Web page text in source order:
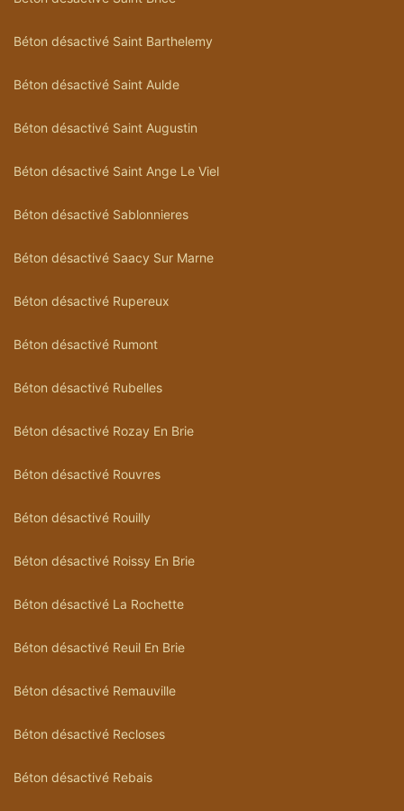
Béton désactivé Saint Barthelemy
Béton désactivé Saint Aulde
Béton désactivé Saint Augustin
Béton désactivé Saint Ange Le Viel
Béton désactivé Sablonnieres
Béton désactivé Saacy Sur Marne
Béton désactivé Rupereux
Béton désactivé Rumont
Béton désactivé Rubelles
Béton désactivé Rozay En Brie
Béton désactivé Rouvres
Béton désactivé Rouilly
Béton désactivé Roissy En Brie
Béton désactivé La Rochette
Béton désactivé Reuil En Brie
Béton désactivé Remauville
Béton désactivé Recloses
Béton désactivé Rebais